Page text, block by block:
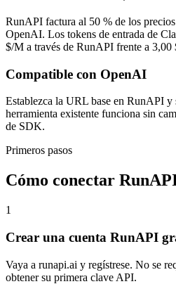
RunAPI factura al 50 % de los
OpenAI. Los tokens de entrada de
$/M a través de RunAPI frente a 3,00
Compatible con OpenAI
Establezca la URL base en RunAPI
herramienta existente funciona sin
de SDK.
Primeros pasos
Cómo conectar
1
Crear una cuenta RunAPI
Vaya a runapi.ai y regístrese. No se
obtener su primera clave API.